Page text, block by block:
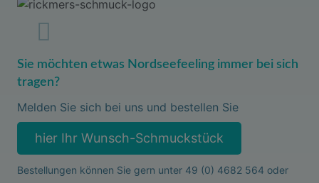
Sie möchten etwas Nordseefeeling immer bei sich
tragen?
Melden Sie sich bei uns und bestellen Sie
hier Ihr Wunsch-Schmuckstück
Bestellungen können Sie gern unter 49 (0) 4682 564 oder